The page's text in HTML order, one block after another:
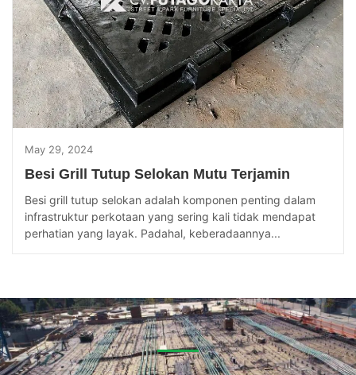
May 29, 2024
Besi Grill Tutup Selokan Mutu Terjamin
Besi grill tutup selokan adalah komponen penting dalam
infrastruktur perkotaan yang sering kali tidak mendapat
perhatian yang layak. Padahal, keberadaannya...